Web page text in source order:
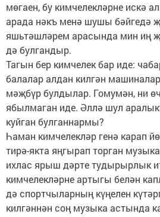
мөгаен, бу кимчелекләрне искә
арада нәкъ менә шушы бәйгедә
яшьтәшләрем арасында мин иң
дә булгандыр.
Тагын бер кимчелек бар иде:
балалар алдан килгән
мәҗбүр булдылар. Гомумән, ни
ябылмаган иде. Әллә шул
куйган булганнармы?
Һаман кимчелекләр генә карап
тирә-якта яңгырап торган
ихлас ярыш дәрте тудырырлык
кимчелекләрне артыгы белән
дә спортчыларның күңелен
килгәннән соң музыка астында